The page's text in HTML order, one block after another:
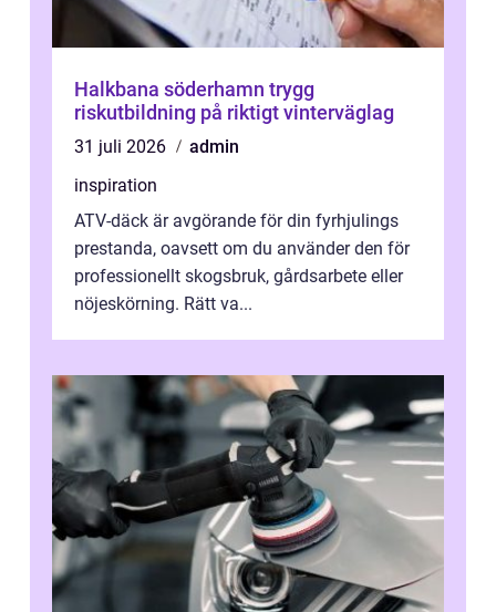
Halkbana söderhamn trygg
riskutbildning på riktigt vinterväglag
31 juli 2026
admin
inspiration
ATV-däck är avgörande för din fyrhjulings
prestanda, oavsett om du använder den för
professionellt skogsbruk, gårdsarbete eller
nöjeskörning. Rätt va...